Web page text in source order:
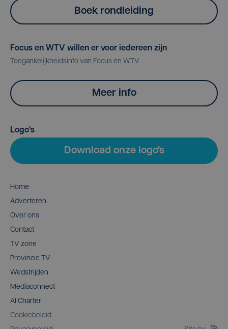
Boek rondleiding
Focus en WTV willen er voor iedereen zijn
Toegankelijkheidsinfo van Focus en WTV
Meer info
Logo's
Download onze logo's
Home
Adverteren
Over ons
Contact
TV zone
Provincie TV
Wedstrijden
Mediaconnect
AI Charter
Cookiebeleid